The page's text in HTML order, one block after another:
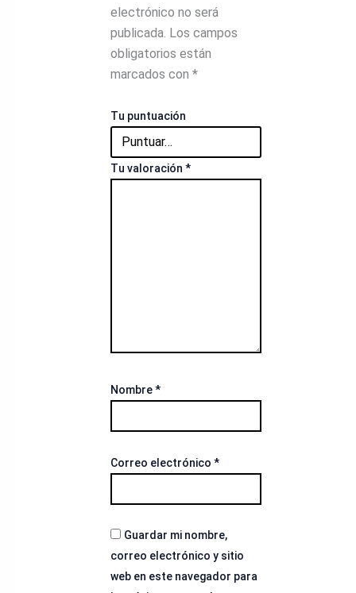
electrónico no será
publicada. Los campos
obligatorios están
marcados con *
Tu puntuación
Tu valoración *
Nombre*
Correo electrónico *
Guardar mi nombre,
correo electrónico y sitio
web en este navegador para